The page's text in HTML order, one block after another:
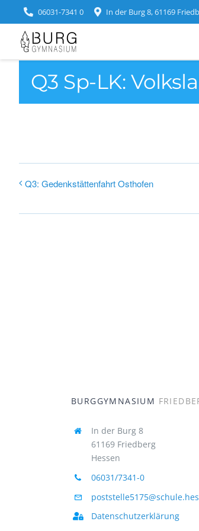
Inhalt
springen
06031-7341 0 In der Burg 8, 61169
Q3 Sp-LK:
Q3: Gedenkstättenfahrt Osthofen
BURGGYMNASIUM
In der Burg 8
61169 Friedberg
Hessen
06031/7341-0
Datenschutzerklärung